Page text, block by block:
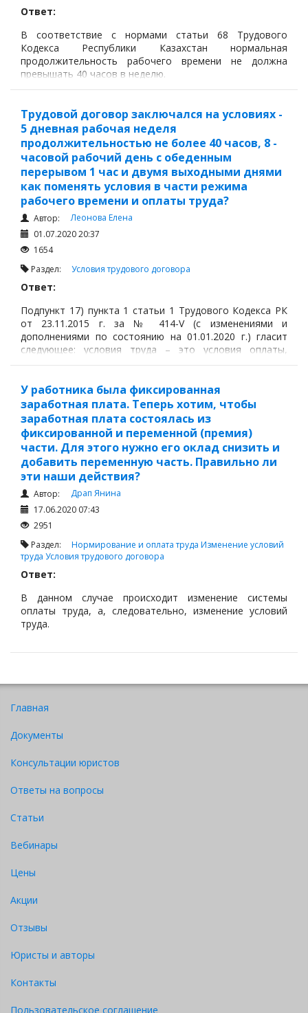
Ответ:
В соответствие с нормами статьи 68 Трудового
Кодекса Республики Казахстан нормальная
продолжительность рабочего времени не должна
превышать 40 часов в неделю.
Трудовой договор заключался на условиях -
5 дневная рабочая неделя
продолжительностью не более 40 часов, 8 -
часовой рабочий день с обеденным
перерывом 1 час и двумя выходными днями
как поменять условия в части режима
рабочего времени и оплаты труда?
Автор:
Леонова Елена
01.07.2020 20:37
1654
Раздел: Условия трудового договора
Ответ:
Подпункт 17) пункта 1 статьи 1 Трудового Кодекса РК
от 23.11.2015 г. за № 414-V (с изменениями и
дополнениями по состоянию на 01.01.2020 г.) гласит
следующее: условия труда – это условия оплаты,
нормирования труда,
выполнения трудовых
отдыха, порядок совмещения профессий (должностей),
У работника была фиксированная
заработная плата. Теперь хотим, чтобы
заработная плата состоялась из
фиксированной и переменной (премия)
части. Для этого нужно его оклад снизить и
добавить переменную часть. Правильно ли
эти наши действия?
Автор:
Драп Янина
17.06.2020 07:43
2951
Раздел: Нормирование и оплата труда Изменение условий
труда Условия трудового договора
Ответ:
В данном случае происходит изменение системы
оплаты труда, а, следовательно, изменение условий
труда.
отдыха, порядок совмещения профессий (должностей),
обязанностей временно отсутствующего работника,
производственно-бытовые условия, а также иные по
Главная
Документы
Консультации юристов
Ответы на вопросы
Статьи
Вебинары
Цены
Акции
Отзывы
Юристы и авторы
Контакты
Пользовательское соглашение